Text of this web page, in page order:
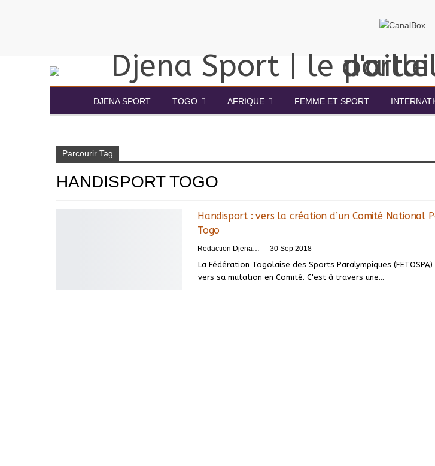
DJENA SPORT TOGO AFRIQUE FEMME ET SPORT
Parcourir Tag
HANDISPORT TOGO
Handisport : vers la création d’un Comité National
Togo
Redaction DjenaSport 30 Sep 2018
La Fédération Togolaise des Sports Paralympiques
vers sa mutation en Comité. C'est à travers une…